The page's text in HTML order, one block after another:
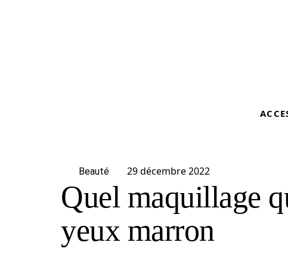
Beauté 29 décembre 2022
Quel maquillage
yeux marron